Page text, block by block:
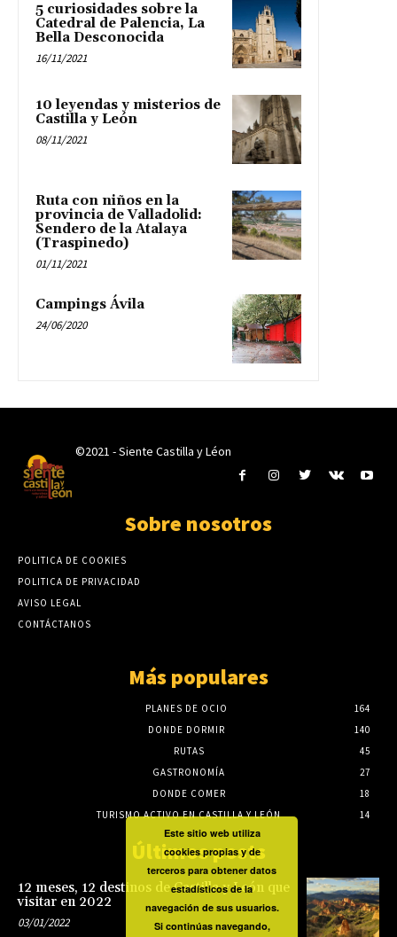
5 curiosidades sobre la
Catedral de Palencia, La
Bella Desconocida
16/11/2021
10 leyendas y misterios de
Castilla y León
08/11/2021
Ruta con niños en la
provincia de Valladolid:
Sendero de la Atalaya
(Traspinedo)
01/11/2021
Campings Ávila
24/06/2020
©2021 - Siente Castilla y Léon
Sobre nosotros
POLITICA DE COOKIES
POLITICA DE PRIVACIDAD
AVISO LEGAL
CONTÁCTANOS
Más populares
PLANES DE OCIO
164
DONDE DORMIR
140
RUTAS
45
GASTRONOMÍA
27
DONDE COMER
18
TURISMO ACTIVO EN CASTILLA Y LEÓN
14
Últimos posts
12 meses, 12 destinos de Castilla y León que
visitar en 2022
03/01/2022
Este sitio web utiliza
cookies propias y de
terceros para obtener datos
estadísticos de la
navegación de sus usuarios.
Si continúas navegando,